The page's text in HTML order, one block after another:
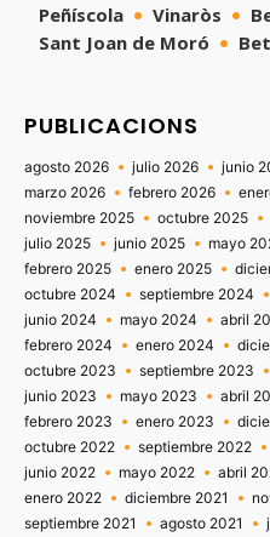
Peñíscola
Vinaròs
Sant Joan de Moró
PUBLICACIONS
agosto 2026 julio 2026 junio
marzo 2026
febrero 2026
noviembre 2025
octubre 2025
julio 2025
junio 2025 mayo
febrero 2025
enero 2025
octubre 2024
septiembre 2024
junio 2024
mayo 2024 abril
febrero 2024
enero 2024
octubre 2023
septiembre 2023
junio 2023
mayo 2023 abril
febrero 2023
enero 2023
octubre 2022
septiembre 2022
junio 2022
mayo 2022 abril
enero 2022
diciembre 2021
septiembre 2021
agosto 2021